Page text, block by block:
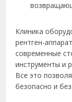
Клиника
рентген-
современные
инструменты и
Все это
безопасно и